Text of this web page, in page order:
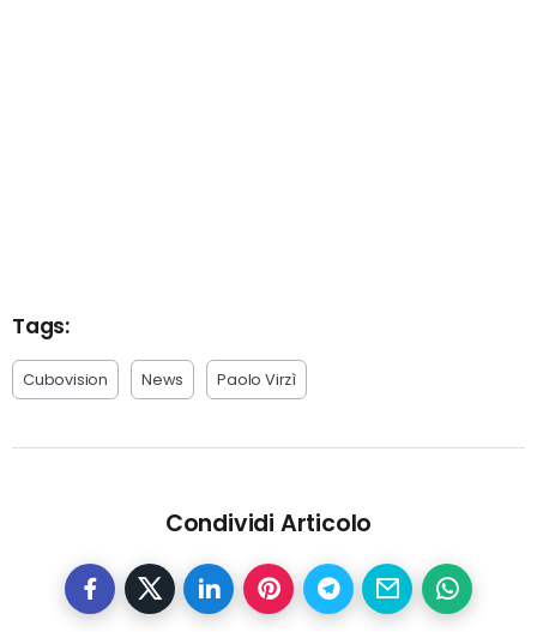
Tags:
Cubovision News Paolo Virzì
Condividi Articolo